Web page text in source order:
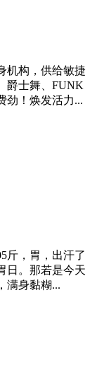
机构，供给敏捷
爵士舞、FUNK
劲！焕发活力...
斤，胃，出汗了
日。那若是今天
满身黏糊...